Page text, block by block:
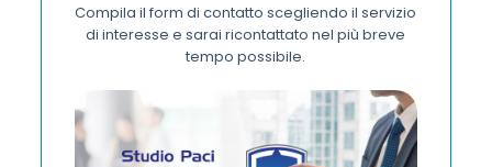
Compila il form di contatto scegliendo il servizio
di interesse e sarai ricontattato nel più breve
tempo possibile.